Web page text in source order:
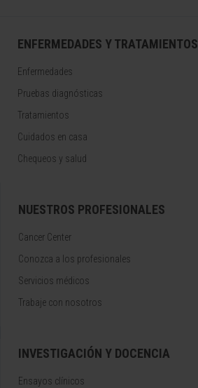
ENFERMEDADES Y TRATAMIENTOS
Enfermedades
Pruebas diagnósticas
Tratamientos
Cuidados en casa
Chequeos y salud
NUESTROS PROFESIONALES
Cancer Center
Conozca a los profesionales
Servicios médicos
Trabaje con nosotros
INVESTIGACIÓN Y DOCENCIA
Ensayos clínicos